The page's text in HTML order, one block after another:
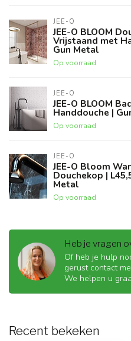
JEE-O
JEE-O BLOOM
Vrijstaand met
Gun Metal
Op voorraad
JEE-O
JEE-O BLOOM
Handdouche |
Op voorraad
JEE-O
JEE-O Bloom
Douchekop |
Metal
Op voorraad
Heb je vragen
Of heb je hulp
gerust contact
We helpen u
Recent bekeken